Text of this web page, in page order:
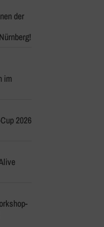
der
im
2026